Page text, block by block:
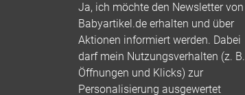
Ja, ich möchte den Newsletter von
Babyartikel.de erhalten und über
Aktionen informiert werden. Dabei
darf mein Nutzungsverhalten (z. B.
Öffnungen und Klicks) zur
Personalisierung ausgewertet